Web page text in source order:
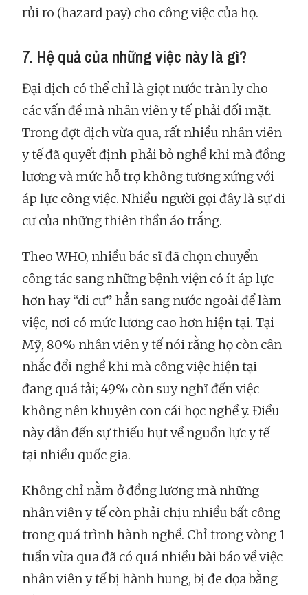
rủi ro (hazard pay) cho công việc của họ.
7. Hệ quả của những việc này là gì?
Đại dịch có thể chỉ là giọt nước tràn ly cho
các vấn đề mà nhân viên y tế phải đối mặt.
Trong đợt dịch vừa qua, rất nhiều nhân viên
y tế đã quyết định phải bỏ nghề khi mà đồng
lương và mức hỗ trợ không tương xứng với
áp lực công việc. Nhiều người gọi đây là sự di
cư của những thiên thần áo trắng.
Theo WHO, nhiều bác sĩ đã chọn chuyển
công tác sang những bệnh viện có ít áp lực
hơn hay “di cư” hẳn sang nước ngoài để làm
việc, nơi có mức lương cao hơn hiện tại. Tại
Mỹ, 80% nhân viên y tế nói rằng họ còn cân
nhắc đổi nghề khi mà công việc hiện tại
đang quá tải; 49% còn suy nghĩ đến việc
không nên khuyên con cái học nghề y. Điều
này dẫn đến sự thiếu hụt về nguồn lực y tế
tại nhiều quốc gia.
Không chỉ nằm ở đồng lương mà những
nhân viên y tế còn phải chịu nhiều bất công
trong quá trình hành nghề. Chỉ trong vòng 1
tuần vừa qua đã có quá nhiều bài báo về việc
nhân viên y tế bị hành hung, bị đe dọa bằng